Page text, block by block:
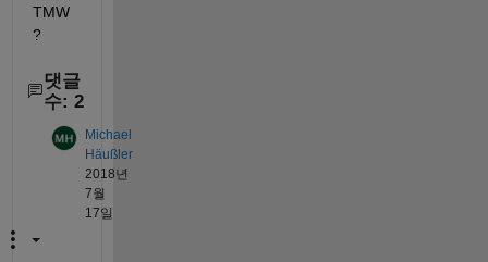
TMW
?
댓글
수: 2
Michael
Häußler
2018년
7월
17일